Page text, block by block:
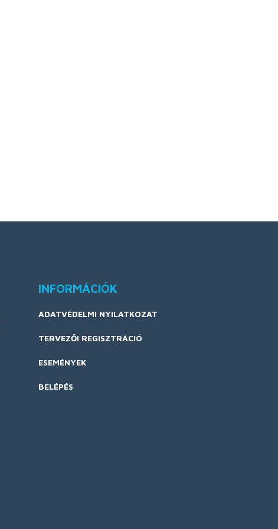
INFORMÁCIÓK
ADATVÉDELMI NYILATKOZAT
TERVEZŐI REGISZTRÁCIÓ
ESEMÉNYEK
BELÉPÉS